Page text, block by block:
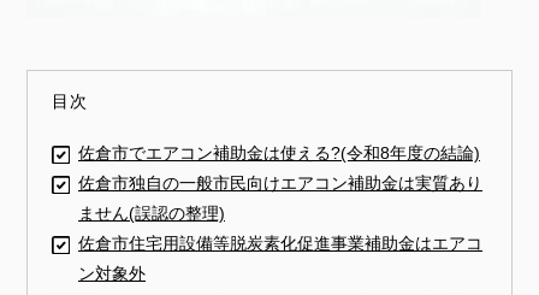
目次
佐倉市でエアコン補助金は使える?(令和8年度の結論)
佐倉市独自の一般市民向けエアコン補助金は実質あり
ません(誤認の整理)
佐倉市住宅用設備等脱炭素化促進事業補助金はエアコ
ン対象外